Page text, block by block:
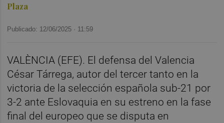
Plaza
Publicado: 12/06/2025 · 11:59
VALÈNCIA (EFE). El defensa del Valencia
César Tárrega, autor del tercer tanto en la
victoria de la selección española sub-21 por
3-2 ante Eslovaquia en su estreno en la fase
final del europeo que se disputa en